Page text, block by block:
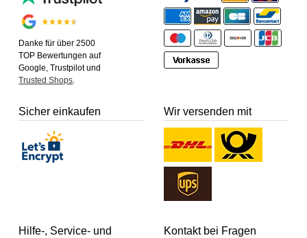
Danke für über 2500
TOP Bewertungen auf
Google, Trustpilot und
Trusted Shops
Sicher einkaufen Wir versenden mit
Hilfe-, Service- und
Kontakt bei Fragen